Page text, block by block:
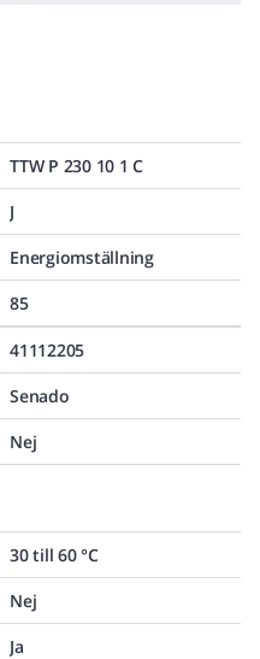
TTW P 230 10 1 C
J
Energiomställning
85
41112205
Senado
Nej
30 till 60 °C
Nej
Ja